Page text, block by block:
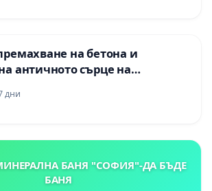
на бетона и
античното сърце на
могила във Враца
дни
БАНЯ "СОФИЯ"-ДА БЪДЕ
БАНЯ